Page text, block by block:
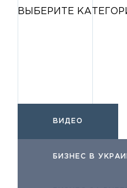
ВЫБЕРИТЕ
ВИДЕО
БИЗНЕС В